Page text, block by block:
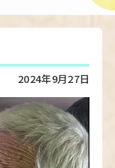
2024年9月27日